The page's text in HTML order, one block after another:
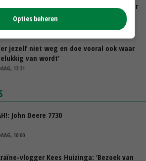
varkensstapel krimpt, pluimveesector
door schaalvergroting
jezelf niet weg en doe vooral ook waar
van wordt’
13:31
John Deere 7730
10:00
vlogger Kees Huizinga: ‘Bezoek van
Opties beheren